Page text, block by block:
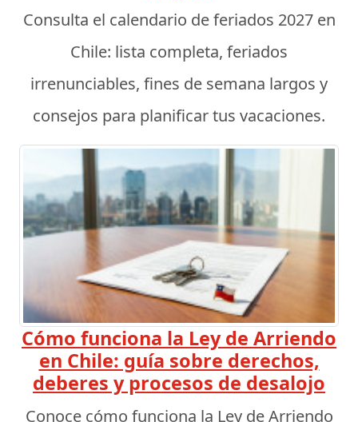
Consulta el calendario de feriados 2027 en
Chile: lista completa, feriados
irrenunciables, fines de semana largos y
consejos para planificar tus vacaciones.
Cómo funciona la Ley de Arriendo
en Chile: guía sobre derechos,
deberes y procesos de desalojo
Conoce cómo funciona la Ley de Arriendo